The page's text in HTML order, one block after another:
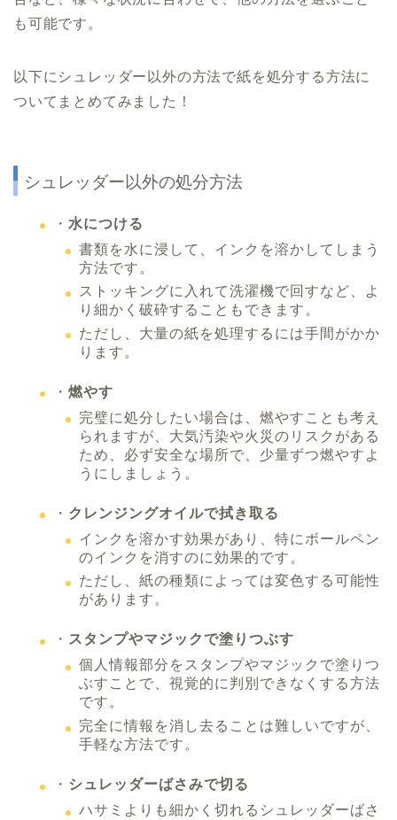
も可能です。
以下にシュレッダー以外の方法で紙を処分する方法に
ついてまとめてみました！
シュレッダー以外の処分方法
・ 水につける
書類を水に浸して、インクを溶かしてしまう
方法です。
ストッキングに入れて洗濯機で回すなど、よ
り細かく破砕することもできます。
ただし、大量の紙を処理するには手間がかか
ります。
・ 燃やす
完璧に処分したい場合は、燃やすことも考え
られますが、大気汚染や火災のリスクがある
ため、必ず安全な場所で、少量ずつ燃やすよ
うにしましょう。
・ クレンジングオイルで拭き取る
インクを溶かす効果があり、特にボールペン
のインクを消すのに効果的です。
ただし、紙の種類によっては変色する可能性
があります。
・ スタンプやマジックで塗りつぶす
個人情報部分をスタンプやマジックで塗りつ
ぶすことで、視覚的に判別できなくする方法
です。
完全に情報を消し去ることは難しいですが、
手軽な方法です。
・ シュレッダーばさみで切る
ハサミよりも細かく切れるシュレッダーばさ